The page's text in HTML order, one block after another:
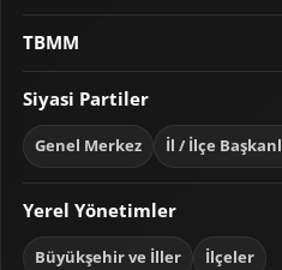
TBMM
Siyasi Partiler
Genel Merkez İl / İlçe
Yerel Yönetimler
Büyükşehir ve İller İlçeler